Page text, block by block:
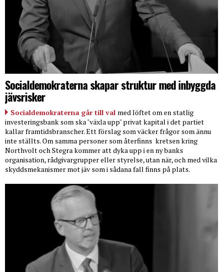
Socialdemokraterna skapar struktur med inbyggda
jävsrisker
Socialdemokraterna går till val med löftet om en statlig
investeringsbank som ska "växla upp" privat kapital i det partiet
kallar framtidsbranscher. Ett förslag som väcker frågor som ännu
inte ställts. Om samma personer som återfinns kretsen kring
Northvolt och Stegra kommer att dyka upp i en ny banks
organisation, rådgivargrupper eller styrelse, utan när, och med vilka
skyddsmekanismer mot jäv som i sådana fall finns på plats.